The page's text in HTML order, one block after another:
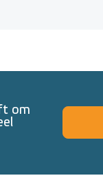
om